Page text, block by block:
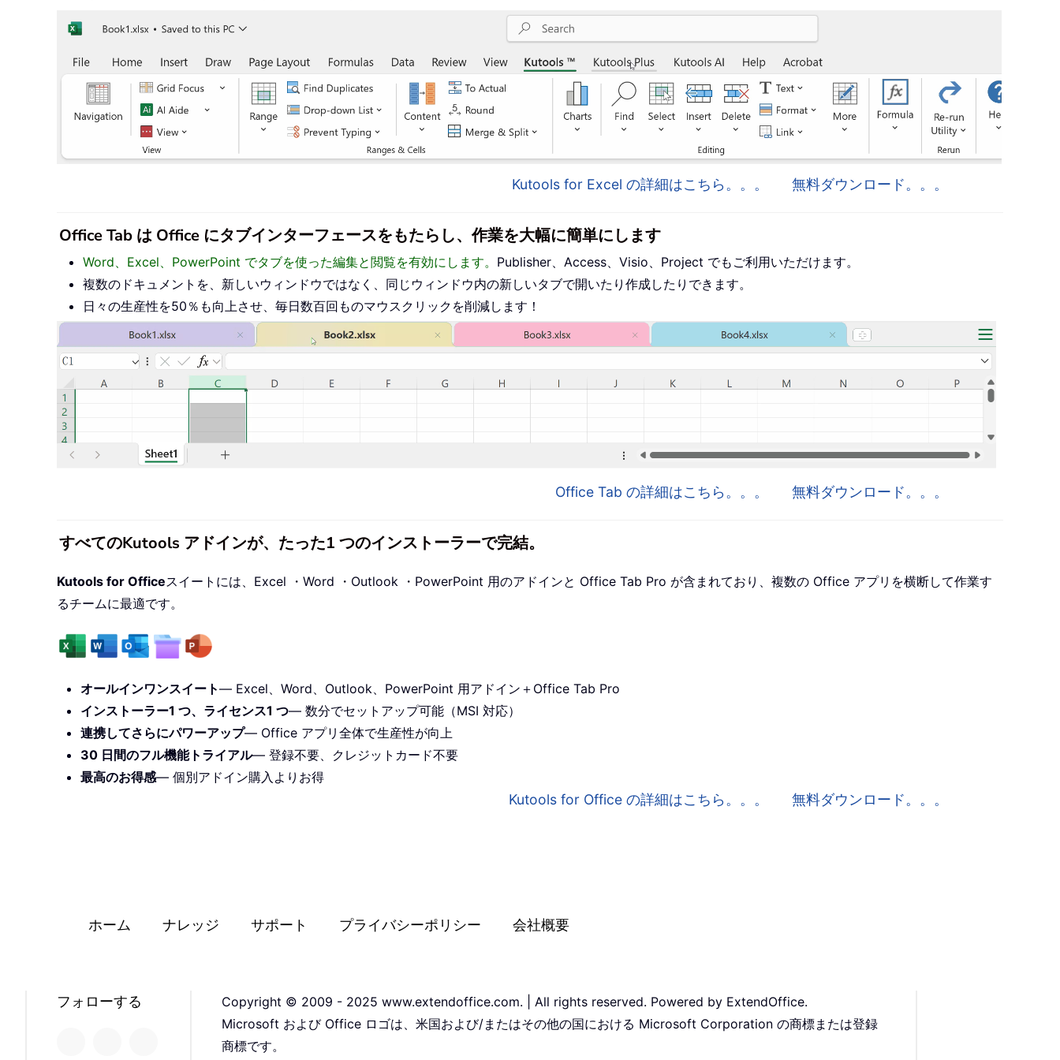
Kutools for Excel の詳細はこちら。。。 無料ダウンロード。。。
Office Tab は Office にタブインターフェースをもたらし、作業を大幅に簡単にします
Word、Excel、PowerPoint でタブを使った編集と閲覧を有効にします。 Publisher、Access、Visio、Project でもご利用いただけます。
複数のドキュメントを、新しいウィンドウではなく、同じウィンドウ内の新しいタブで開いたり作成したりできます。
日々の生産性を50％も向上させ、毎日数百回ものマウスクリックを削減します！
Office Tab の詳細はこちら。。。 無料ダウンロード。。。
すべてのKutools アドインが、たった1 つのインストーラーで完結。
Kutools for Officeスイートには、Excel ・Word ・Outlook ・PowerPoint 用のアドインと Office Tab Pro が含まれており、複数の Office アプリを横断して作業す
るチームに最適です。
オールインワンスイート— Excel、Word、Outlook、PowerPoint 用アドイン＋Office Tab Pro
インストーラー1 つ、ライセンス1 つ— 数分でセットアップ可能（MSI 対応）
連携してさらにパワーアップ— Office アプリ全体で生産性が向上
30 日間のフル機能トライアル— 登録不要、クレジットカード不要
最高のお得感— 個別アドイン購入よりお得
Kutools for Office の詳細はこちら。。。 無料ダウンロード。。。
ホーム ナレッジ サポート プライバシーポリシー 会社概要
フォローする
Copyright © 2009 - 2025 www.extendoffice.com. | All rights reserved. Powered by ExtendOffice.
Microsoft および Office ロゴは、米国および/またはその他の国における Microsoft Corporation の商標または登録
商標です。